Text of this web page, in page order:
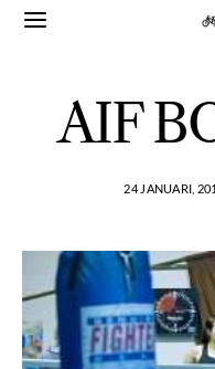
AIF
24 JANUARI,